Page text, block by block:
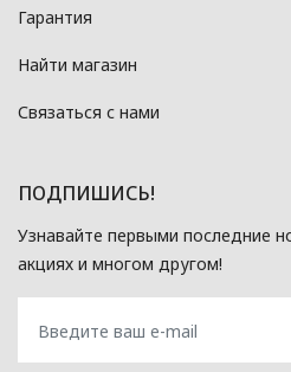
Гарантия
Найти магазин
Связаться с нами
ПОДПИШИСЬ!
Узнавайте первыми последние
акциях и многом другом!